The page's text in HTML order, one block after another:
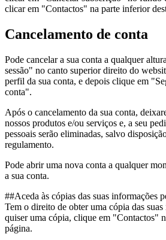
clicar em "Contactos" na parte inferior
Cancelamento de conta
Pode cancelar a sua conta a qualquer
sessão" no canto superior direito do
perfil da sua conta, e depois clique em
conta".
Após o cancelamento da sua conta,
nossos produtos e/ou serviços e, a seu
pessoais serão eliminadas, salvo
regulamento.
Pode abrir uma nova conta a qualquer
a sua conta.
##Aceda às cópias das suas informações
Tem o direito de obter uma cópia das
quiser uma cópia, clique em "Contactos"
página.